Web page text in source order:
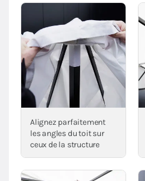
Alignez parfaitement
les angles du toit sur
ceux de la structure